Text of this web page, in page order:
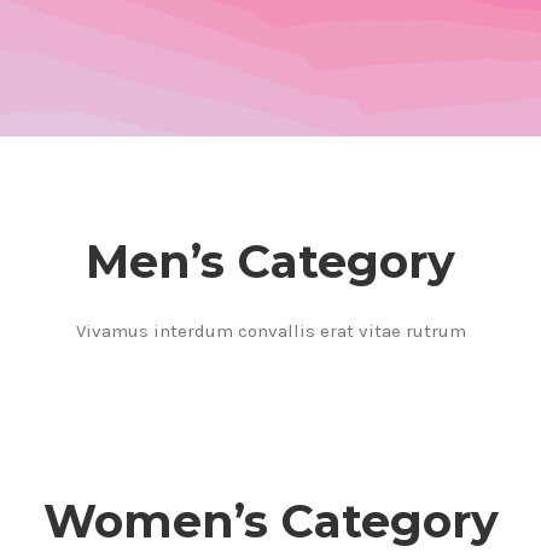
Men’s Category
Vivamus interdum convallis erat vitae rutrum
Women’s Category